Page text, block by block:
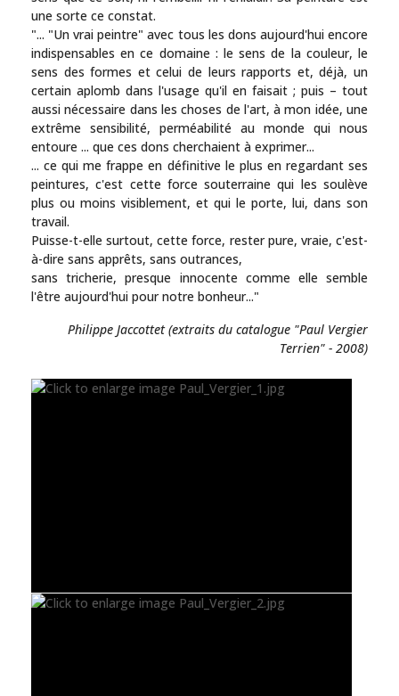
une sorte ce constat.
"... "Un vrai peintre" avec tous les dons aujourd'hui encore
indispensables en ce domaine : le sens de la couleur, le
sens des formes et celui de leurs rapports et, déjà, un
certain aplomb dans l'usage qu'il en faisait ; puis – tout
aussi nécessaire dans les choses de l'art, à mon idée, une
extrême sensibilité, perméabilité au monde qui nous
entoure ... que ces dons cherchaient à exprimer...
... ce qui me frappe en définitive le plus en regardant ses
peintures, c'est cette force souterraine qui les soulève
plus ou moins visiblement, et qui le porte, lui, dans son
travail.
Puisse-t-elle surtout, cette force, rester pure, vraie, c'est-
à-dire sans apprêts, sans outrances,
sans tricherie, presque innocente comme elle semble
l'être aujourd'hui pour notre bonheur..."
Philippe Jaccottet (extraits du catalogue "Paul Vergier
Terrien" - 2008)